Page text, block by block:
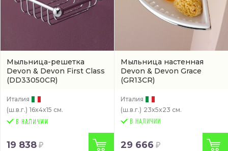
Мыльница-решетка
Devon & Devon First Class
(DD33050CR)
Италия
(ш.в.г.) 16x4x15 см.
19 838
Мыльница настенная
Devon & Devon Grace
(GR13CR)
Италия
(ш.в.г.) 23x5x23 см.
В НАЛИЧИИ
29 666